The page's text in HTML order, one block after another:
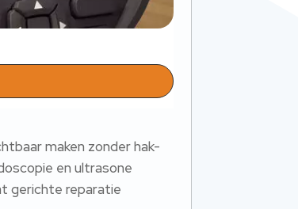
maken zonder hak-
en ultrasone
gerichte reparatie